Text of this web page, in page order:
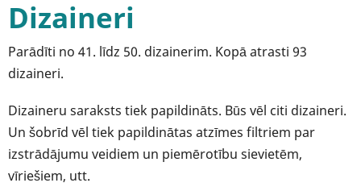
Dizaineri
Parādīti no 41. līdz 50. dizainerim. Kopā atrasti 93
dizaineri.
Dizaineru saraksts tiek papildināts. Būs vēl citi dizaineri.
Un šobrīd vēl tiek papildinātas atzīmes filtriem par
izstrādājumu veidiem un piemērotību sievietēm,
vīriešiem, utt.